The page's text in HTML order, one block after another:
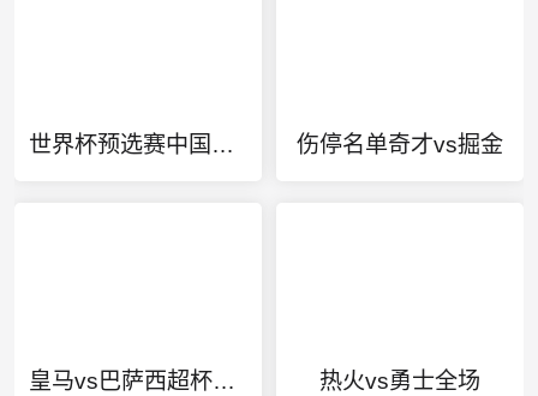
世界杯预选赛中国对日本直播平台 伤停名单奇才vs掘金
皇马vs巴萨西超杯决赛回放 热火vs勇士全场